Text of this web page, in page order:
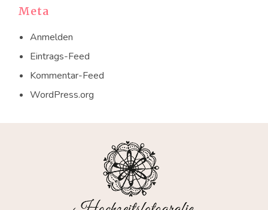
Meta
Anmelden
Eintrags-Feed
Kommentar-Feed
WordPress.org